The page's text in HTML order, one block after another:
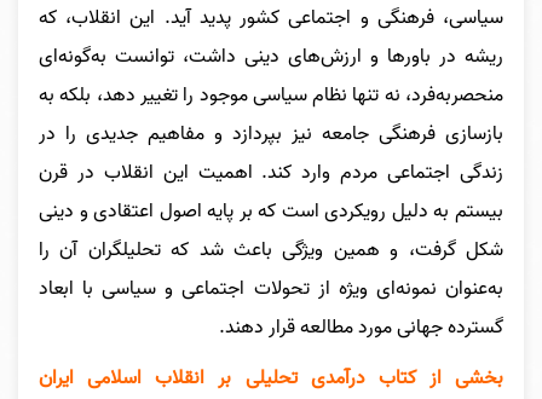
سیاسی، فرهنگی و اجتماعی کشور پدید آید. این انقلاب، که
ریشه در باورها و ارزش‌های دینی داشت، توانست به‌گونه‌ای
منحصربه‌فرد، نه تنها نظام سیاسی موجود را تغییر دهد، بلکه به
بازسازی فرهنگی جامعه نیز بپردازد و مفاهیم جدیدی را در
زندگی اجتماعی مردم وارد کند. اهمیت این انقلاب در قرن
بیستم به دلیل رویکردی است که بر پایه اصول اعتقادی و دینی
شکل گرفت، و همین ویژگی باعث شد که تحلیلگران آن را
به‌عنوان نمونه‌ای ویژه از تحولات اجتماعی و سیاسی با ابعاد
گسترده جهانی مورد مطالعه قرار دهند.
بخشی از کتاب درآمدی تحلیلی بر انقلاب اسلامی ایران